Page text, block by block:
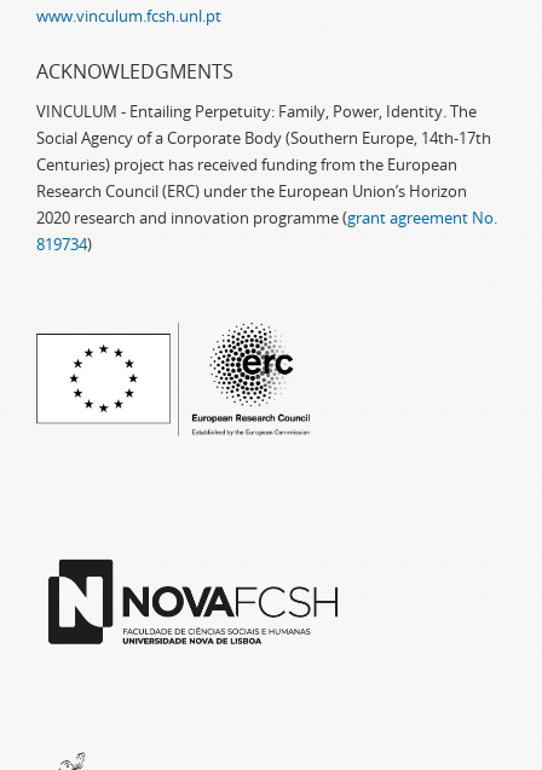
www.vinculum.fcsh.unl.pt
ACKNOWLEDGMENTS
VINCULUM - Entailing Perpetuity: Family, Power, Identity. The
Social Agency of a Corporate Body (Southern Europe, 14th-17th
Centuries) project has received funding from the European
Research Council (ERC) under the European Union’s Horizon
2020 research and innovation programme (grant agreement No.
819734)